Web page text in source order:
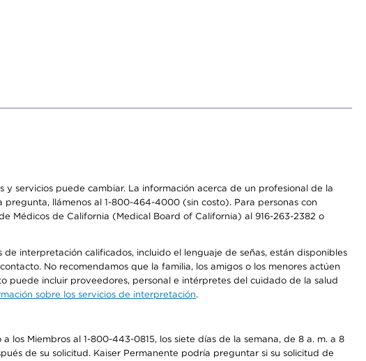
servicios puede cambiar. La información acerca de un profesional de la
llámenos al 1-800-464-4000 (sin costo). Para personas con
Médicos de California (Medical Board of California) al 916-263-2382 o
interpretación calificados, incluido el lenguaje de señas, están disponibles
No recomendamos que la familia, los amigos o los menores actúen
puede incluir proveedores, personal e intérpretes del cuidado de la salud
sobre los servicios de interpretación.
Miembros al 1-800-443-0815, los siete días de la semana, de 8 a. m. a 8
de su solicitud. Kaiser Permanente podría preguntar si su solicitud de